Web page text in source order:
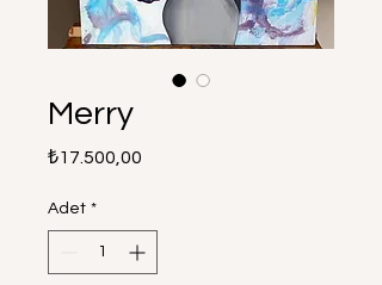
Merry
₺17.500,00
Adet *